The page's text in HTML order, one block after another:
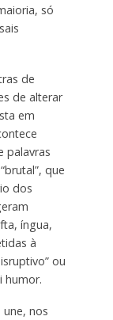
só
de
de alterar
em
palavras
que
dos
íngua,
à
ou
humor.
nos